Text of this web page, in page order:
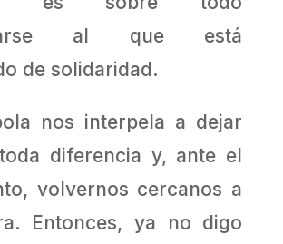
al que está
de solidaridad.
nos interpela a dejar
diferencia y, ante el
volvernos cercanos a
Entonces, ya no digo